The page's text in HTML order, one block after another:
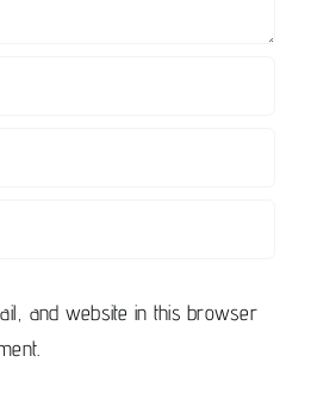
and website in this browser